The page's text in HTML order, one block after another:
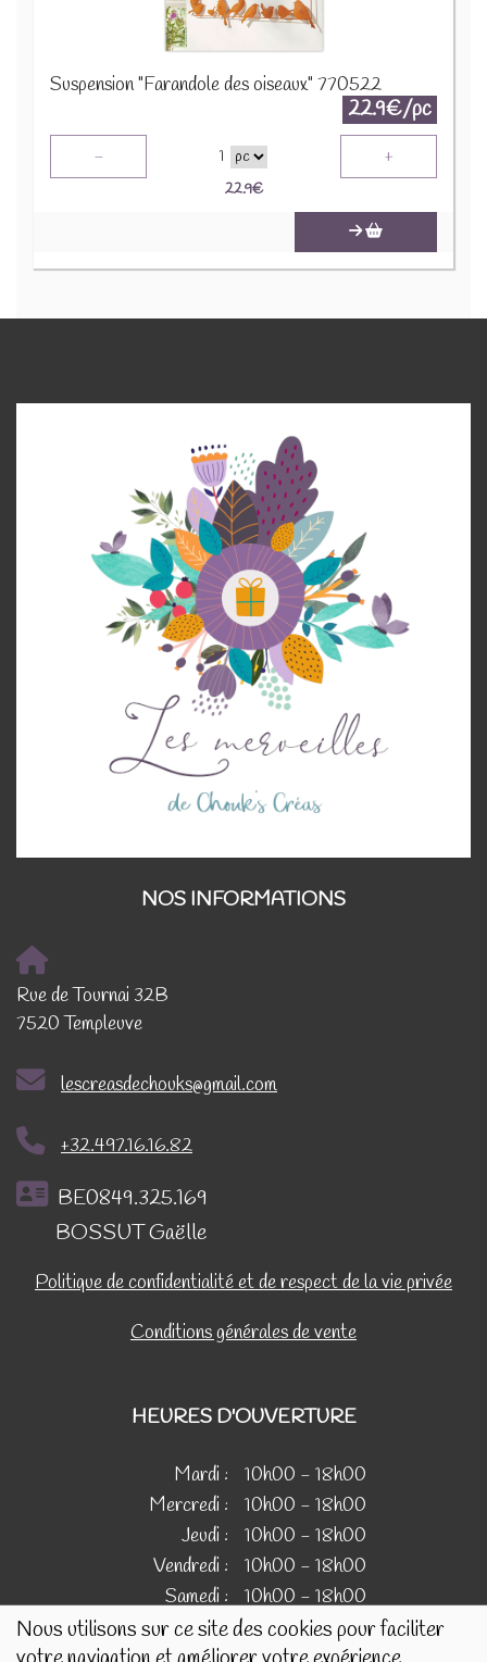
Nous utilisons sur ce site des cookies pour faciliter
Suspension "Farandole des oiseaux" 770522
22.9€/pc
- 1 +
22.9€
NOS INFORMATIONS
Rue de Tournai 32B
7520 Templeuve
lescreasdechouks@gmail.com
+32.497.16.16.82
BE0849.325.169
BOSSUT Gaëlle
Politique de confidentialité et de respect de la vie privée
Conditions générales de vente
HEURES D'OUVERTURE
Mardi :
10h00 - 18h00
Mercredi :
10h00 - 18h00
Jeudi :
10h00 - 18h00
Vendredi :
10h00 - 18h00
Samedi :
10h00 - 18h00